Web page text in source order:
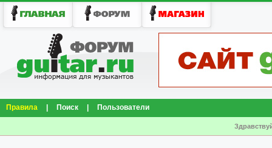
Правила Поиск Пользователи